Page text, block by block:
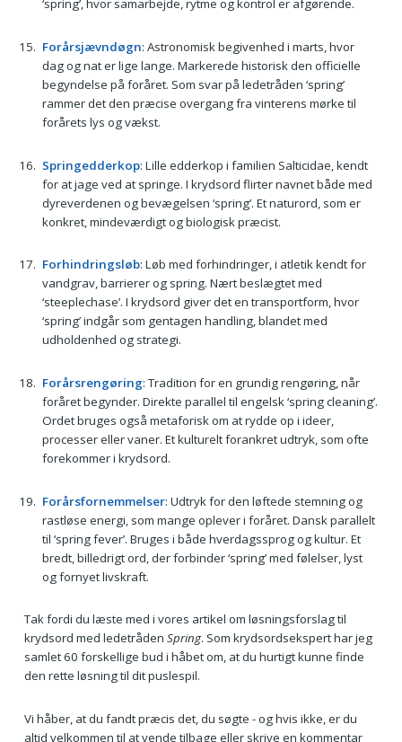
‘spring’, hvor samarbejde, rytme og kontrol er afgørende.
Forårsjævndøgn: Astronomisk begivenhed i marts, hvor
dag og nat er lige lange. Markerede historisk den officielle
begyndelse på foråret. Som svar på ledetråden ‘spring’
rammer det den præcise overgang fra vinterens mørke til
forårets lys og vækst.
Springedderkop: Lille edderkop i familien Salticidae, kendt
for at jage ved at springe. I krydsord flirter navnet både med
dyreverdenen og bevægelsen ‘spring’. Et naturord, som er
konkret, mindeværdigt og biologisk præcist.
Forhindringsløb: Løb med forhindringer, i atletik kendt for
vandgrav, barrierer og spring. Nært beslægtet med
‘steeplechase’. I krydsord giver det en transportform, hvor
‘spring’ indgår som gentagen handling, blandet med
udholdenhed og strategi.
Forårsrengøring: Tradition for en grundig rengøring, når
foråret begynder. Direkte parallel til engelsk ‘spring cleaning’.
Ordet bruges også metaforisk om at rydde op i ideer,
processer eller vaner. Et kulturelt forankret udtryk, som ofte
forekommer i krydsord.
Forårsfornemmelser: Udtryk for den løftede stemning og
rastløse energi, som mange oplever i foråret. Dansk parallelt
til ‘spring fever’. Bruges i både hverdagssprog og kultur. Et
bredt, billedrigt ord, der forbinder ‘spring’ med følelser, lyst
og fornyet livskraft.
Tak fordi du læste med i vores artikel om løsningsforslag til
krydsord med ledetråden Spring. Som krydsordsekspert har jeg
samlet 60 forskellige bud i håbet om, at du hurtigt kunne finde
den rette løsning til dit puslespil.
Vi håber, at du fandt præcis det, du søgte - og hvis ikke, er du
altid velkommen til at vende tilbage eller skrive en kommentar